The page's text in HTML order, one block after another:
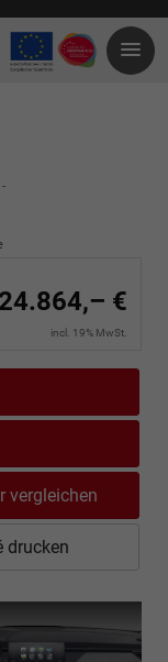
24.864,– €
incl. 19% MwSt.
vergleichen
drucken